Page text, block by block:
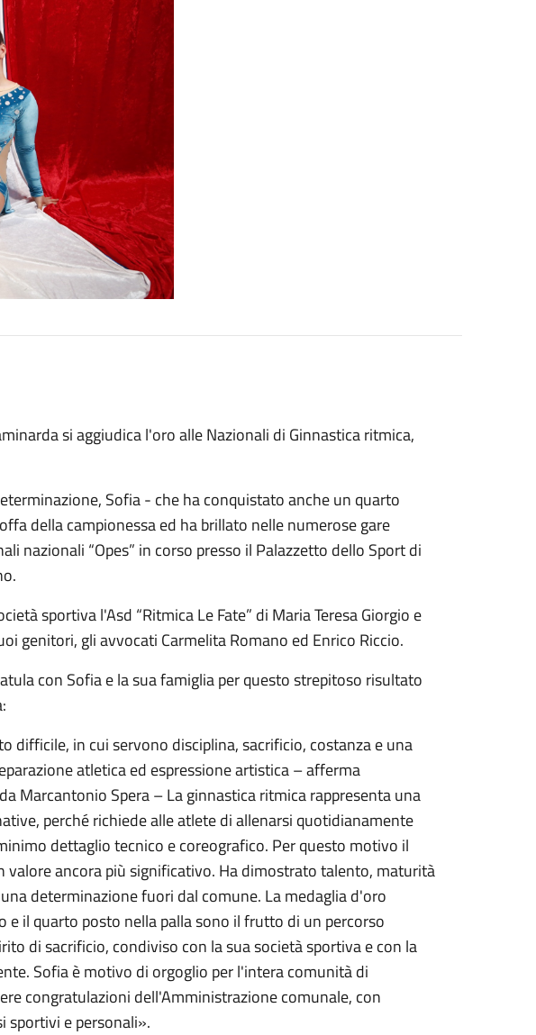
si aggiudica l'oro alle Nazionali di Ginnastica ritmica,
Sofia - che ha conquistato anche un quarto
della campionessa ed ha brillato nelle numerose gare
nazionali “Opes” in corso presso il Palazzetto dello Sport di
sportiva l'Asd “Ritmica Le Fate” di Maria Teresa Giorgio e
genitori, gli avvocati Carmelita Romano ed Enrico Riccio.
con Sofia e la sua famiglia per questo strepitoso risultato
difficile, in cui servono disciplina, sacrificio, costanza e una
atletica ed espressione artistica – afferma
Marcantonio Spera – La ginnastica ritmica rappresenta una
perché richiede alle atlete di allenarsi quotidianamente
dettaglio tecnico e coreografico. Per questo motivo il
ancora più significativo. Ha dimostrato talento, maturità
determinazione fuori dal comune. La medaglia d'oro
e il quarto posto nella palla sono il frutto di un percorso
di sacrificio, condiviso con la sua società sportiva e con la
Sofia è motivo di orgoglio per l'intera comunità di
congratulazioni dell'Amministrazione comunale, con
sportivi e personali».